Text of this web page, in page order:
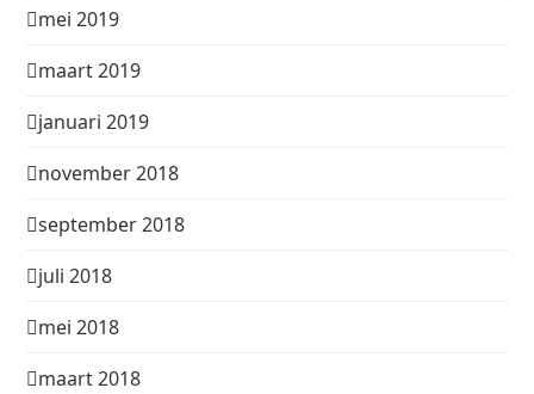
mei 2019
maart 2019
januari 2019
november 2018
september 2018
juli 2018
mei 2018
maart 2018